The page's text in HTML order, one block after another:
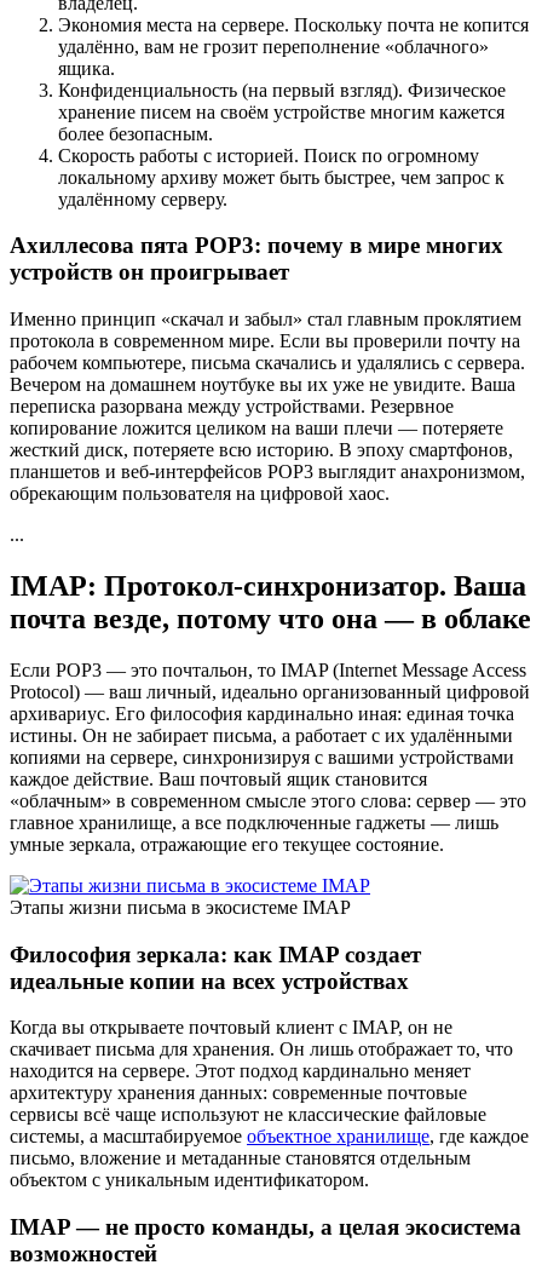
Экономия места на сервере. Поскольку почта не копится
удалённо, вам не грозит переполнение «облачного»
ящика.
Конфиденциальность (на первый взгляд). Физическое
хранение писем на своём устройстве многим кажется
более безопасным.
Скорость работы с историей. Поиск по огромному
локальному архиву может быть быстрее, чем запрос к
удалённому серверу.
Ахиллесова пята POP3: почему в мире многих
устройств он проигрывает
Именно принцип «скачал и забыл» стал главным проклятием
протокола в современном мире. Если вы проверили почту на
рабочем компьютере, письма скачались и удалялись с сервера.
Вечером на домашнем ноутбуке вы их уже не увидите. Ваша
переписка разорвана между устройствами. Резервное
копирование ложится целиком на ваши плечи — потеряете
жесткий диск, потеряете всю историю. В эпоху смартфонов,
планшетов и веб-интерфейсов POP3 выглядит анахронизмом,
обрекающим пользователя на цифровой хаос.
...
IMAP: Протокол-синхронизатор. Ваша
почта везде, потому что она — в облаке
Если POP3 — это почтальон, то IMAP (Internet Message Access
Protocol) — ваш личный, идеально организованный цифровой
архивариус. Его философия кардинально иная: единая точка
истины. Он не забирает письма, а работает с их удалёнными
копиями на сервере, синхронизируя с вашими устройствами
каждое действие. Ваш почтовый ящик становится
«облачным» в современном смысле этого слова: сервер — это
главное хранилище, а все подключенные гаджеты — лишь
умные зеркала, отражающие его текущее состояние.
Этапы жизни письма в экосистеме IMAP
Философия зеркала: как IMAP создает
идеальные копии на всех устройствах
Когда вы открываете почтовый клиент с IMAP, он не
скачивает письма для хранения. Он лишь отображает то, что
находится на сервере. Этот подход кардинально меняет
архитектуру хранения данных: современные почтовые
сервисы всё чаще используют не классические файловые
системы, а масштабируемое объектное хранилище, где каждое
письмо, вложение и метаданные становятся отдельным
объектом с уникальным идентификатором.
IMAP — не просто команды, а целая экосистема
возможностей